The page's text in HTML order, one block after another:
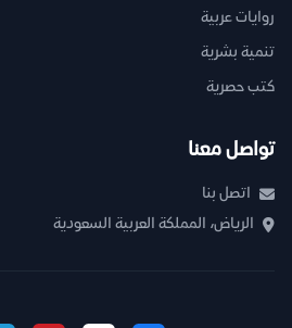
روايات عربية
تنمية بشرية
كتب حصرية
تواصل معنا
اتصل بنا
الرياض، المملكة العربية السعودية